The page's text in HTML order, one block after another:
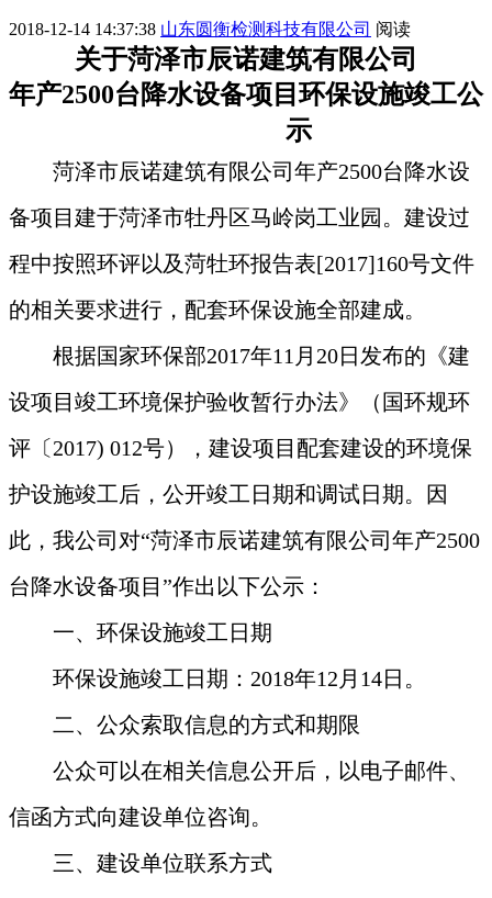
2018-12-14 14:37:38 山东圆衡检测科技有限公司 阅读
关于菏泽市辰诺建筑有限公司
年产2500台降水设备项目环保设施竣工公
示
菏泽市辰诺建筑有限公司年产2500台降水设
备项目建于菏泽市牡丹区马岭岗工业园 。建设过
程中按照环评以及菏牡环报告表[2017]160号文件
的相关要求进行，配套环保设施全部建成。
根据国家环保部2017年11月20日发布的《建
设项目竣工环境保护验收暂行办法》（国环规环
评〔2017) 012号），建设项目配套建设的环境保
护设施竣工后，公开竣工日期和调试日期。因
此，我公司对“菏泽市辰诺建筑有限公司年产2500
台降水设备项目”作出以下公示：
一、环保设施竣工日期
环保设施竣工日期：2018年12 月 14日。
二、公众索取信息的方式和期限
公众可以在相关信息公开后，以电子邮件、
信函方式向建设单位咨询。
三、建设单位联系方式